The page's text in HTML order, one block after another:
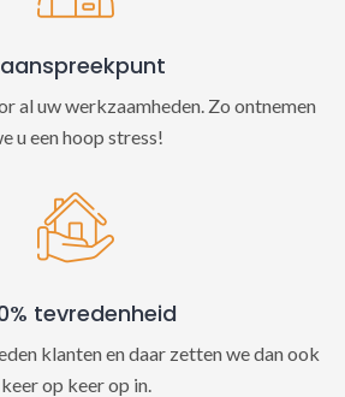
aanspreekpunt
al uw werkzaamheden. Zo ontnemen
u een hoop stress!
tevredenheid
klanten en daar zetten we dan ook
keer op keer op in.